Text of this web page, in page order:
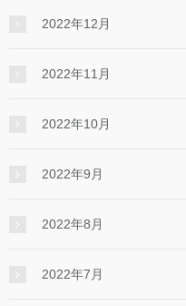
2022年12月
2022年11月
2022年10月
2022年9月
2022年8月
2022年7月